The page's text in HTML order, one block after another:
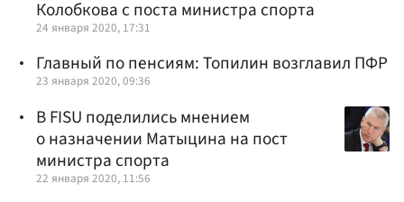
Колобкова с поста министра спорта
24 января 2020, 17:31
Главный по пенсиям: Топилин возглавил ПФР
23 января 2020, 09:36
В FISU поделились мнением
о назначении Матыцина на пост
министра спорта
22 января 2020, 11:56